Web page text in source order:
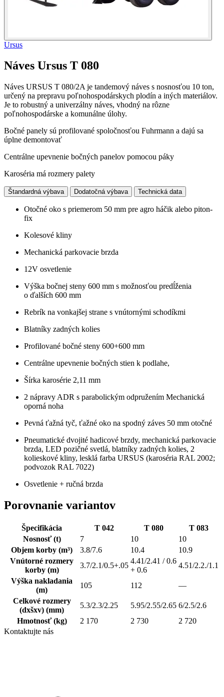
Ursus
Náves Ursus T 080
Náves URSUS T 080/2A je tandemový náves s nosnosťou 10 ton,
určený na prepravu poľnohospodárskych plodín a iných materiálov.
Je to robustný a univerzálny náves, vhodný na rôzne
poľnohospodárske a komunálne úlohy.
Bočné panely sú profilované spoločnosťou Fuhrmann a dajú sa
úplne demontovať
Centrálne upevnenie bočných panelov pomocou páky
Karoséria má rozmery palety
Štandardná výbava Dodatočná výbava Technická data
Otočné oko s priemerom 50 mm pre agro háčik alebo piton-
fix
Kolesové kliny
Mechanická parkovacie brzda
12V osvetlenie
Výška bočnej steny 600 mm s možnosťou predĺženia
o ďalších 600 mm
Rebrík na vonkajšej strane s vnútornými schodíkmi
Blatníky zadných kolies
Profilované bočné steny 600+600 mm
Centrálne upevnenie bočných stien k podlahe,
Šírka karosérie 2,11 mm
2 nápravy ADR s parabolickým odpružením Mechanická
oporná noha
Pevná ťažná tyč, ťažné oko na spodný záves 50 mm otočné
Pneumatické dvojité hadicové brzdy, mechanická parkovacie
brzda, LED pozičné svetlá, blatníky zadných kolies, 2
kolieskové kliny, lesklá farba URSUS (karoséria RAL 2002;
podvozok RAL 7022)
Osvetlenie + ručná brzda
Porovnanie variantov
Špecifikácia T 042 T 080
T 083
Nosnosť(t) 7 10
10
Objem korby (m³) 3.8/7.6 10.4
10.9
Vnútorné rozmery
korby (m)
3.7/2.1/0.5+.05
4.41/2.41 / 0.6
+ 0.6
4.51/2.2./1.1
Výška nakladania
(m)
105 112
—
Celkové rozmery
(dxšxv) (mm)
5.3/2.3/2.25 5.95/2.55/2.65 6/2.5/2.6
Hmotnosť(kg) 2 170 2 730
2 720
Kontaktujte nás